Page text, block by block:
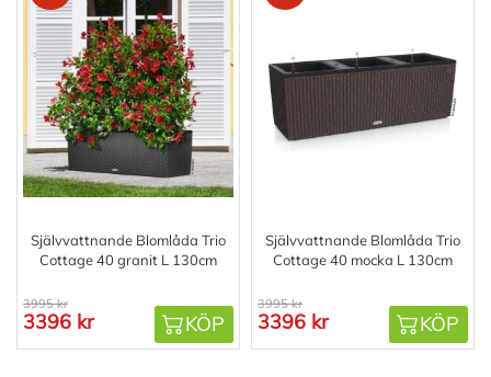
Självvattnande Blomlåda Trio
Cottage 40 granit L 130cm
3995 kr
3396 kr KÖP
Självvattnande Blomlåda Trio
Cottage 40 mocka L 130cm
3995 kr
3396 kr KÖP